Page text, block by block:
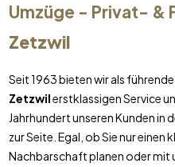
Umzüge - Privat- &
Zetzwil
Seit 1963 bieten wir als führende
Zetzwilerstklassigen Service
Jahrhundert unseren Kunden in
zur Seite. Egal, ob Sie nur einen
Nachbarschaft planen oder mit